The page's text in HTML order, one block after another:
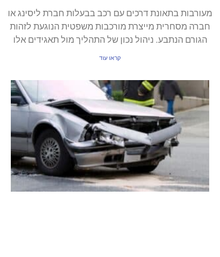
מעורבות בתאונת דרכים עם רכב בבעלות חברת ליסינג או
חברה מסחרית מייצרת מורכבות משפטית הנוגעת לזהות
הגורם הנתבע. ניהול נכון של התהליך מול תאגידים אלו
קראו עוד